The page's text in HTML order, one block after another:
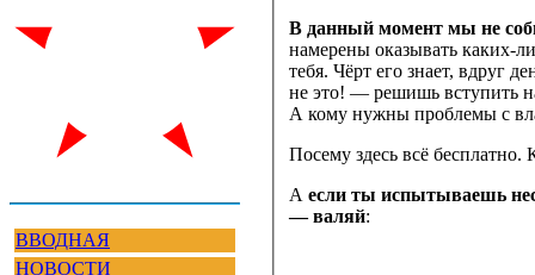
ВВОДНАЯ
НОВОСТИ
В данный момент мы не
намерены оказывать каких-
тебя. Чёрт его знает, вдруг
не это! — решишь вступить
А кому нужны проблемы с
Посему здесь всё бесплатно.
А если ты испытываешь
— валяй: